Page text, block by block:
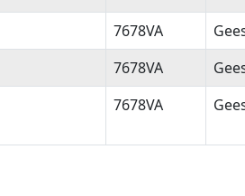
7678VA
7678VA
7678VA